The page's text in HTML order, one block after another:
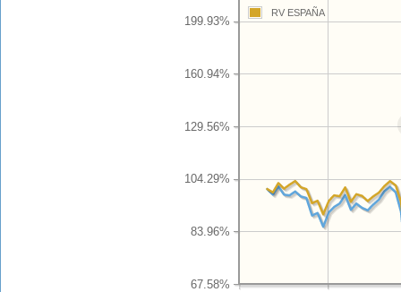
67.58%
83.96%
104.29%
129.56%
160.94%
199.93%
RV ESPAÑA